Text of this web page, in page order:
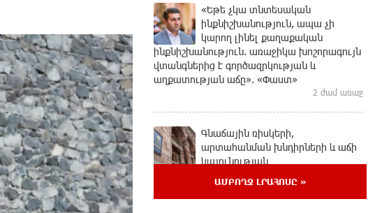
«Եթե չկա տնտեսական
ինքնիշխանություն, ապա չի
կարող լինել քաղաքական
ինքնիշխանություն. առաջիկա խոշորագույն
վտանգներից է գործազրկության և
աղքատության աճը». «Փաստ»
2 ժամ առաջ
Գնաճային ռիսկերի,
արտահանման խնդիրների և աճի
կայունության
ԱՄԲՈՂՋ ԼՐԱՀՈՍԸ »